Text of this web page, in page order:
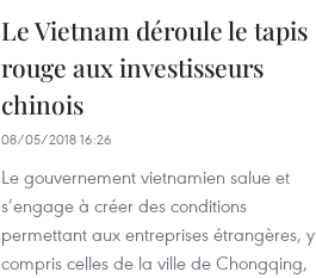
Le Vietnam déroule le tapis
rouge aux investisseurs
chinois
08/05/2018 16:26
Le gouvernement vietnamien salue et
s’engage à créer des conditions
permettant aux entreprises étrangères, y
compris celles de la ville de Chongqing,